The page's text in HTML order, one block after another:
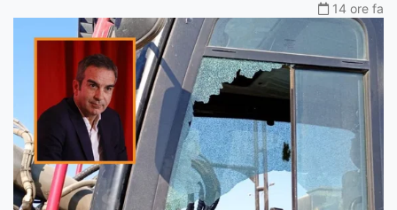
14 ore fa